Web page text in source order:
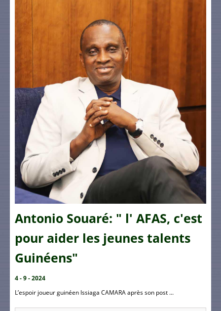
Antonio Souaré: " l' AFAS, c'est
pour aider les jeunes talents
Guinéens"
4 - 9 - 2024
L’espoir joueur guinéen Issiaga CAMARA après son post ...